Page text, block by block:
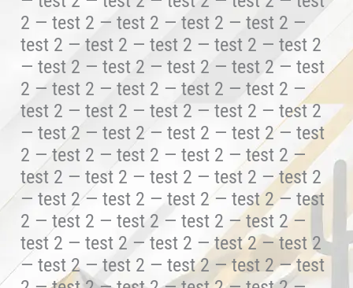
2 — test 2 — test 2 — test 2 — test 2 —
test 2 — test 2 — test 2 — test 2 — test 2
— test 2 — test 2 — test 2 — test 2 — test
2 — test 2 — test 2 — test 2 — test 2 —
test 2 — test 2 — test 2 — test 2 — test 2
— test 2 — test 2 — test 2 — test 2 — test
2 — test 2 — test 2 — test 2 — test 2 —
test 2 — test 2 — test 2 — test 2 — test 2
— test 2 — test 2 — test 2 — test 2 — test
2 — test 2 — test 2 — test 2 — test 2 —
test 2 — test 2 — test 2 — test 2 — test 2
— test 2 — test 2 — test 2 — test 2 — test